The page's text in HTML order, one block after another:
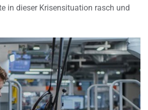
in dieser Krisensituation rasch und